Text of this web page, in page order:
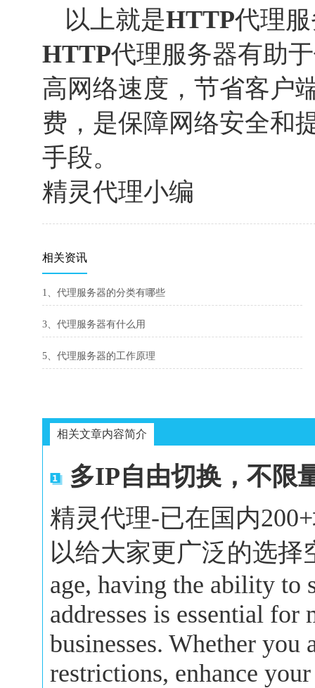
以上就是HTTP代理
HTTP代理服务器有助
高网络速度，节省客户
费，是保障网络安全和
手段。
精灵代理小编
相关资讯
1、代理服务器的分类有哪些
3、代理服务器有什么用
5、代理服务器的工作原理
相关文章内容简介
多IP自由切换，不限
精灵代理-已在国内
以给大家更广泛的选择
age, having the ability to
addresses is essential
businesses. Whether you
restrictions, enhance